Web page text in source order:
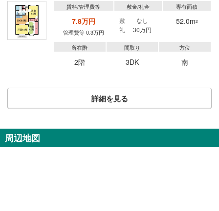
賃料/管理費等
7.8万円
管理費等 0.3万円
敷金/礼金
敷
なし
礼
30万円
専有面積
52.0m2
所在階
2階
間取り
3DK
方位
南
詳細を見る
周辺地図